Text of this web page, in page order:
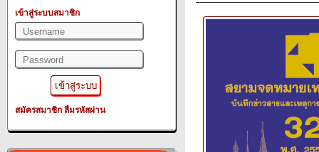
เข้าสู่ระบบสมาชิก
สมัครสมาชิก ลืมรหัสผ่าน